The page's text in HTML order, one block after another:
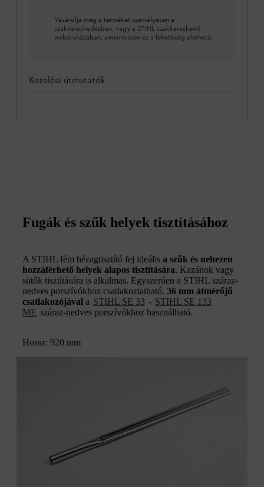
Vásárolja meg a terméket személyesen a
szakkereskedésben, vagy a STIHL szakkereskedő
webáruházában, amennyiben ez a lehetőség elérhető.
Kezelési útmutatók
Fugák és szűk helyek tisztításához
A STIHL fém hézagtisztító fej ideális a szűk és nehezen
hozzáférhető helyek alapos tisztítására. Kazánok vagy
sütők tisztítására is alkalmas. Egyszerűen a STIHL száraz-
nedves porszívókhoz csatlakoztatható. 36 mm átmérőjű
csatlakozójával a STIHL SE 33 - STIHL SE 133
ME száraz-nedves porszívókhoz használható.
Hossz: 920 mm